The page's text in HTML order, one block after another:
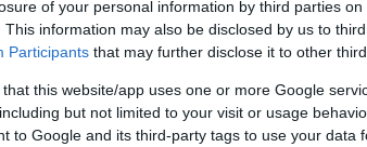
of your personal information by third parties on
This information may also be disclosed by us to
Participants that may further disclose it to other
that this website/app uses one or more Google
but not limited to your visit or usage
to Google and its third-party tags to use your data
una variación mensual de1.96%y un
amplia, con un total de204 fondos mutuos